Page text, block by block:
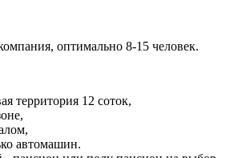
оптимально 8-15 человек.
территория 12 соток,
автомашин.